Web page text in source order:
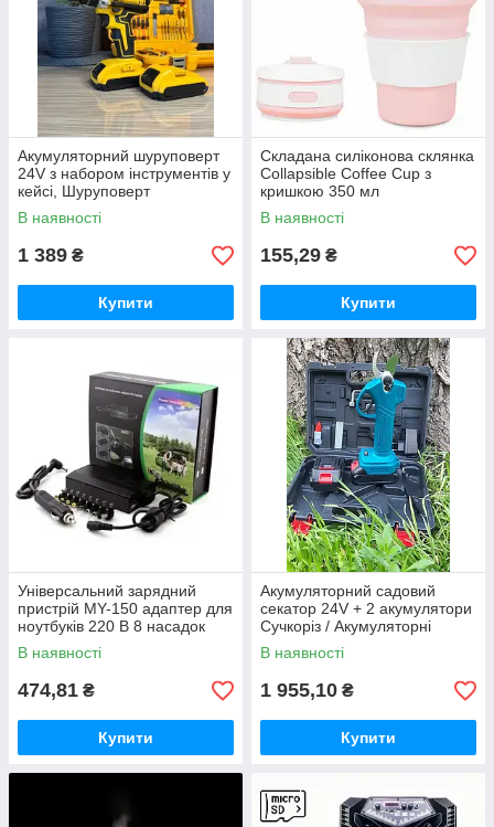
Акумуляторний шуруповерт
24V з набором інструментів у
кейсі, Шуруповерт
В наявності
1 389 ₴
Купити
Складана силіконова склянка
Collapsible Coffee Cup з
кришкою 350 мл
В наявності
155,29 ₴
Купити
Універсальний зарядний
пристрій MY-150 адаптер для
ноутбуків 220 В 8 насадок
В наявності
474,81 ₴
Купити
Акумуляторний садовий
секатор 24V + 2 акумулятори
Сучкоріз / Акумуляторні
садові ножиці Crafting tools
В наявності
1 955,10 ₴
Купити